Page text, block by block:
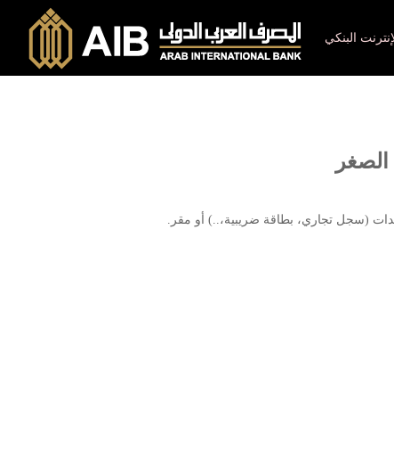
البنكي
(سجل تجاري، بطاقة ضريبية،..) أو مقر.